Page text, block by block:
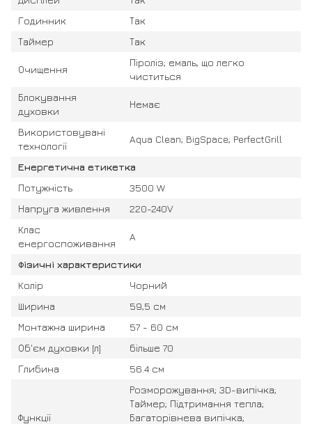
Годинник
Так
Таймер
Так
Очищення
Піроліз; емаль, що легко
чиститься
Блокування
духовки
Немає
Використовувані
технології
Aqua Clean; BigSpace; PerfectGrill
Енергетична етикетка
Потужність
3500 W
Напруга живлення
220-240V
Клас
енергоспоживання
A
Фізичні характеристики
Колір
Чорний
Ширина
59,5 см
Монтажна ширина
57 - 60 см
Об'єм духовки [л]
більше 70
Глибина
56.4 см
Функції
Розморожування; 3D-випічка;
Таймер; Підтримання тепла;
Багаторівнева випічка;